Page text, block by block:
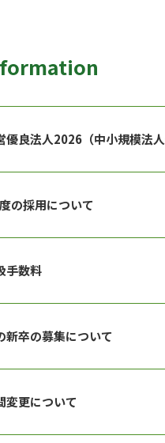
優良法人2026（中小規模法
の採用について
手数料
新卒の募集について
変更について